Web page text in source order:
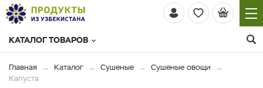
КАТАЛОГ ТОВАРОВ
Главная Каталог Сушеные
Сушеные овощи
Капуста